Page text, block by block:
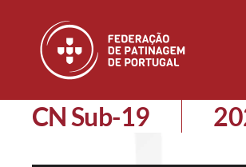
Skip to main content
CN Sub-19